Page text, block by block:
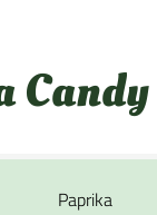
Candy
Paprika